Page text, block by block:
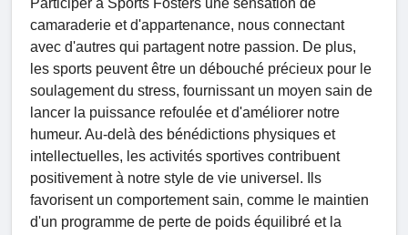
Participer à Sports Fosters une sensation de
camaraderie et d'appartenance, nous connectant
avec d'autres qui partagent notre passion. De plus,
les sports peuvent être un débouché précieux pour le
soulagement du stress, fournissant un moyen sain de
lancer la puissance refoulée et d'améliorer notre
humeur. Au-delà des bénédictions physiques et
intellectuelles, les activités sportives contribuent
positivement à notre style de vie universel. Ils
favorisent un comportement sain, comme le maintien
d'un programme de perte de poids équilibré et la